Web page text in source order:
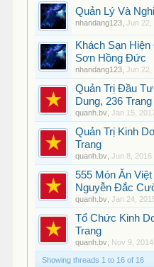
Quản Lý Và
nhandang123 ,Jun 22,
Khách Sạn
Sơn Hồng Đức
nhandang123 ,Jun 22,
Quản Trị Đầu
Dung, 236 Trang
quanh.bv ,Jan 15,
Quản Trị Kinh
Trang
quanh.bv ,Jun 8, 2016
555 Món Ăn
Nguyễn Đắc
quanh.bv ,Jan 24,
Tổ Chức Kinh
Trang
quanh.bv Nov 9, 2014
Showing threads 1 to 16 of 16